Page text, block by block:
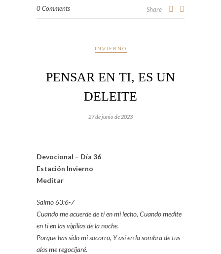
0 Comments Share
INVIERNO
PENSAR EN TI, ES UN
DELEITE
27 de junio de 2023
Devocional – Día 36
Estación Invierno
Meditar
Salmo 63:6-7
Cuando me acuerde de ti en mi lecho, Cuando medite
en ti en las vigilias de la noche.
Porque has sido mi socorro, Y así en la sombra de tus
alas me regocijaré.